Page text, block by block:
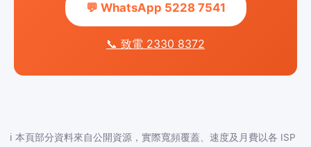
💬 WhatsApp 5228 7541
📞 致電 2330 8372
ℹ️ 本頁部分資料來自公開資源，實際寬頻覆蓋、速度及月費以各 ISP